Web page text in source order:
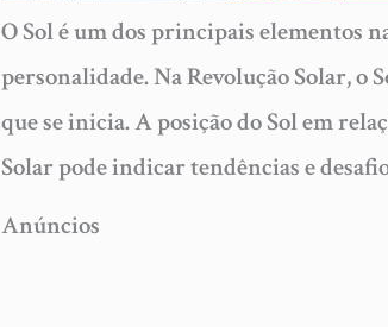
O Sol é um dos principais elementos
personalidade. Na Revolução Solar,
que se inicia. A posição do Sol em
Solar pode indicar tendências e
Anúncios